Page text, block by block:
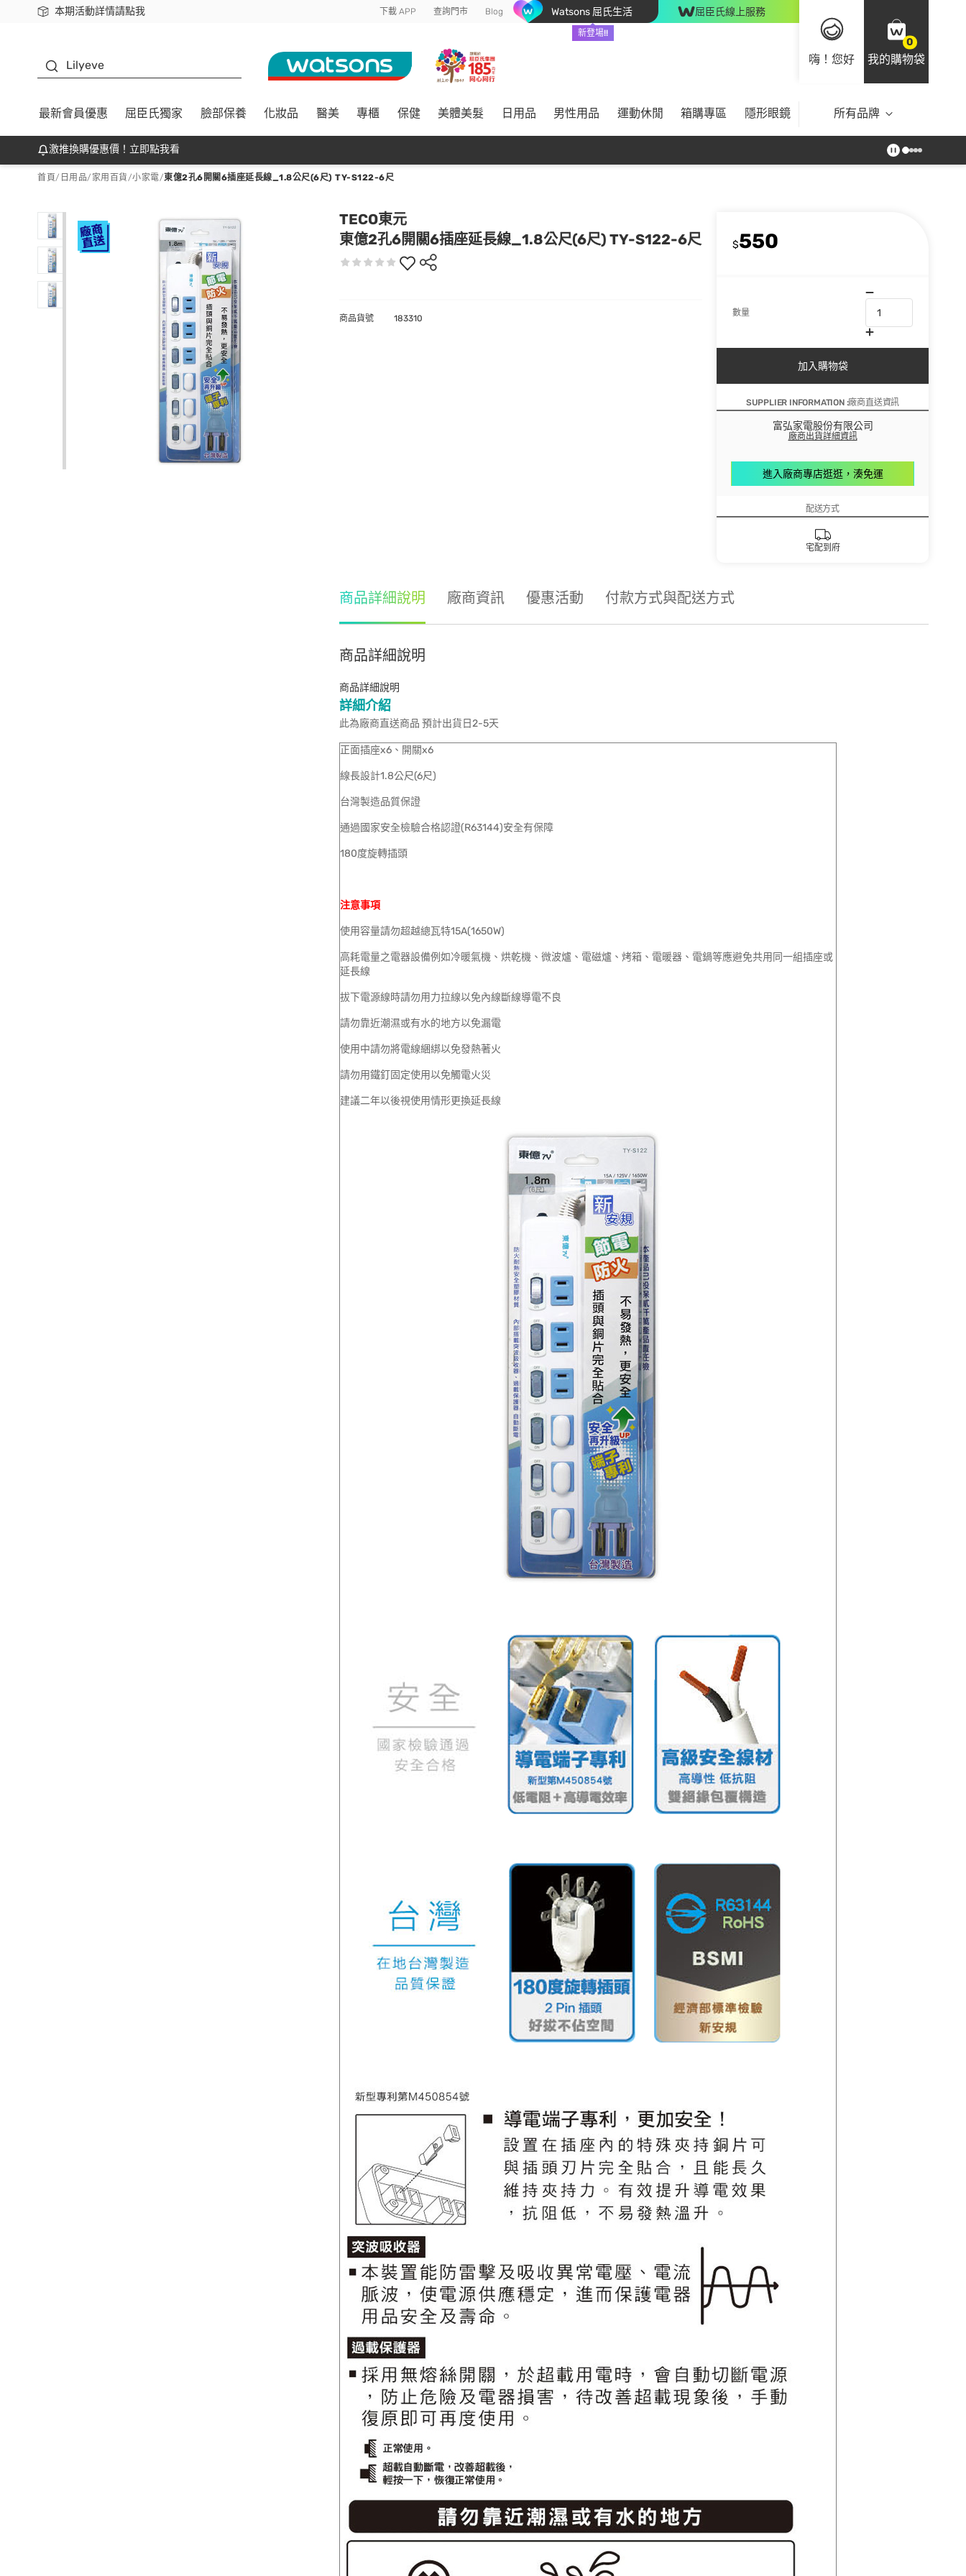
本期活動詳情請點我
下載app最高回饋$350 下載 APP 查詢門市 Blog Watsons 屈氏生活
新登場!!
屈臣氏線上服務
嗨！您好
0
我的購物袋
Lilyeve
最新會員優惠 屈臣氏獨家 臉部保養 化妝品 醫美 專櫃 保健 美體美髮 日用品 男性用品 運動休閒 箱購專區 隱形眼鏡 所有品牌
激推換購優惠價！立即點我看
首頁/ 日用品/ 家用百貨/小家電/東億2孔6開關6插座延長線_1.8公尺(6尺) TY-S122-6尺
TECO東元
東億2孔6開關6插座延長線_1.8公尺(6尺) TY-S122-6尺
$550
數量
加入購物袋
SUPPLIER INFORMATION :廠商直送資訊
富弘家電股份有限公司
廠商出貨詳細資訊
進入廠商專店逛逛，湊免運
配送方式
宅配到府
商品貨號 183310
商品詳細說明 廠商資訊 優惠活動 付款方式與配送方式
商品詳細說明
商品詳細說明
詳細介紹
此為廠商直送商品 預計出貨日2-5天
正面插座x6、開關x6
線長設計1.8公尺(6尺)
台灣製造品質保證
通過國家安全檢驗合格認證(R63144)安全有保障
180度旋轉插頭
注意事項
使用容量請勿超越總瓦特15A(1650W)
高耗電量之電器設備例如冷暖氣機、烘乾機、微波爐、電磁爐、烤箱、電暖器、電鍋等應避免共用同一組插座或
延長線
拔下電源線時請勿用力拉線以免內線斷線導電不良
請勿靠近潮濕或有水的地方以免漏電
使用中請勿將電線綑綁以免發熱著火
請勿用鐵釘固定使用以免觸電火災
建議二年以後視使用情形更換延長線